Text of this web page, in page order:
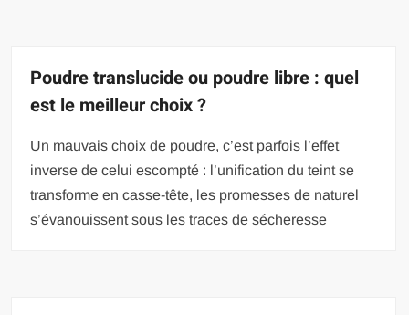
Poudre translucide ou poudre libre : quel
est le meilleur choix ?
Un mauvais choix de poudre, c’est parfois l’effet
inverse de celui escompté : l’unification du teint se
transforme en casse-tête, les promesses de naturel
s’évanouissent sous les traces de sécheresse